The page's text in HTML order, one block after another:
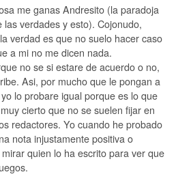
me ganas Andresito (la paradoja
las verdades y esto). Cojonudo,
verdad es que no suelo hacer caso
a mi no me dicen nada.
no se si estare de acuerdo o no,
Asi, por mucho que le pongan a
lo probare igual porque es lo que
cierto que no se suelen fijar en
redactores. Yo cuando he probado
nota injustamente positiva o
quien lo ha escrito para ver que